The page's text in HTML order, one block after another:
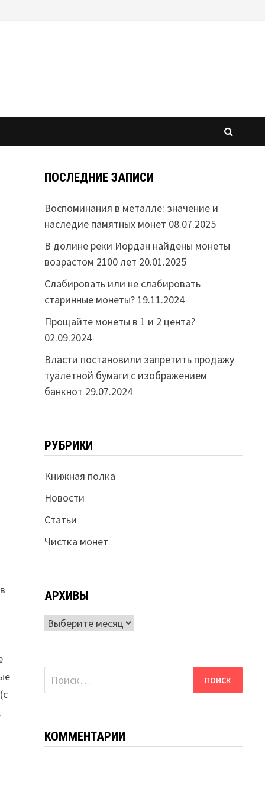
ПОСЛЕДНИЕ ЗАПИСИ
Воспоминания в металле: значение и
наследие памятных монет 08.07.2025
В долине реки Иордан найдены монеты
возрастом 2100 лет 20.01.2025
Слабировать или не слабировать
старинные монеты? 19.11.2024
Прощайте монеты в 1 и 2 цента?
02.09.2024
Власти постановили запретить продажу
туалетной бумаги с изображением
банкнот 29.07.2024
РУБРИКИ
Книжная полка
Новости
Статьи
Чистка монет
АРХИВЫ
Архивы
Найти:
КОММЕНТАРИИ